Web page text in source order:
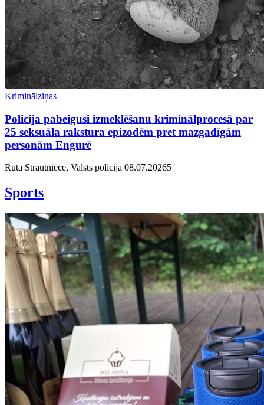
Kriminālziņas
Policija pabeigusi izmeklēšanu kriminālprocesā par
25 seksuāla rakstura epizodēm pret mazgadīgām
personām Engurē
Rūta Strautniece, Valsts policija 08.07.20265
Sports